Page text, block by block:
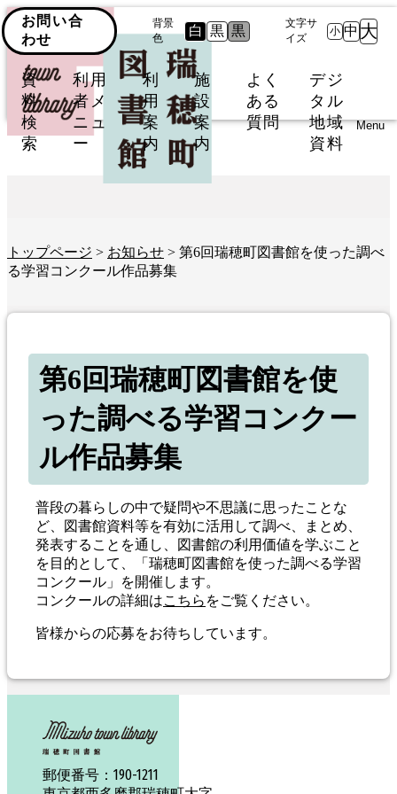
お問い合
わせ
背景
色
白 黒 黒
文字サ
イズ
小 中 大
資
料
検
索
利用
者メ
ニュ
ー
利
用
案
内
施
設
案
内
よく
ある
質問
デジ
タル
地域
資料
Menu
トップページ > お知らせ > 第6回瑞穂町図書館を使った調べ
る学習コンクール作品募集
第6回瑞穂町図書館を使
った調べる学習コンクー
ル作品募集
普段の暮らしの中で疑問や不思議に思ったことな
ど、図書館資料等を有効に活用して調べ、まとめ、
発表することを通し、図書館の利用価値を学ぶこと
を目的として、「瑞穂町図書館を使った調べる学習
コンクール」を開催します。
コンクールの詳細はこちら をご覧ください。
皆様からの応募をお待ちしています。
郵便番号： 190-1211